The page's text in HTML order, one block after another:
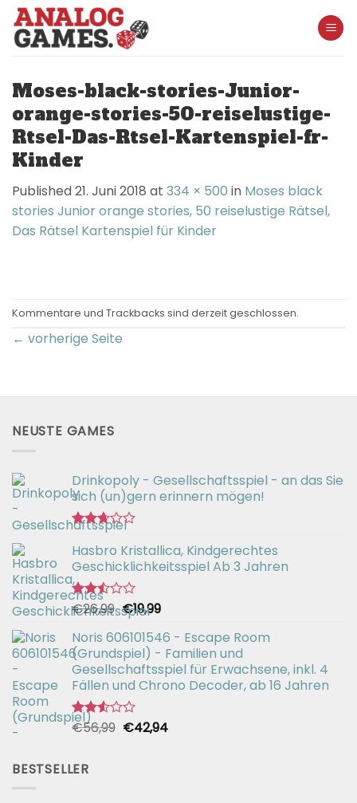
Skip
content
Moses-black-stories-Junior-
orange-stories-50-reiselustige-
Rtsel-Das-Rtsel-Kartenspiel-fr-
Kinder
Published21. Juni 2018 at 334 × 500 in Moses black
stories Junior orange stories, 50 reiselustige Rätsel,
Das Rätsel Kartenspiel für Kinder
Kommentare und Trackbacks sind derzeit geschlossen.
← vorherige Seite
NEUSTE GAMES
Drinkopoly - Gesellschaftsspiel - an das Sie
sich (un)gern erinnern mögen!
Bewertet
mit
2.67
von 5
Hasbro Kristallica, Kindgerechtes
Geschicklichkeitsspiel Ab 3 Jahren
Bewertet
mit
2.49
von 5
€26,99 Ursprünglicher
Preis
war:
€26,99
€19,99Aktueller
ist:
€19,99.
Noris 606101546 - Escape Room
(Grundspiel) - Familien und
Gesellschaftsspiel für Erwachsene, inkl. 4
Fällen und Chrono Decoder, ab 16 Jahren
Bewertet
von 5
€56,99 Ursprünglicher
€42,94Aktueller
BESTSELLER